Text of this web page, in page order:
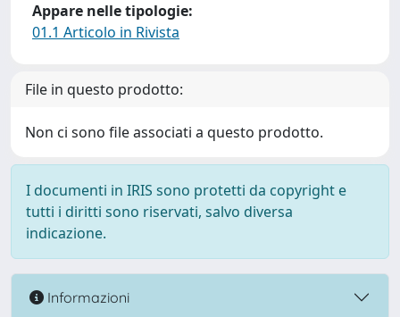
Appare nelle tipologie:
01.1 Articolo in Rivista
File in questo prodotto:
Non ci sono file associati a questo prodotto.
I documenti in IRIS sono protetti da copyright e
tutti i diritti sono riservati, salvo diversa
indicazione.
Informazioni